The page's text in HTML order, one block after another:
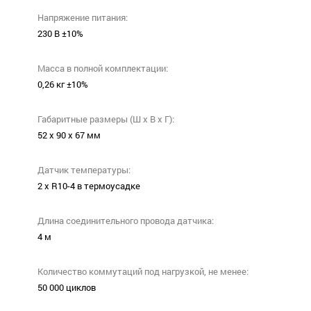
Напряжение питания:
230 В ±10%
Масса в полной комплектации:
0,26 кг ±10%
Габаритные размеры (Ш х В х Г):
52 х 90 х 67 мм
Датчик температуры:
2 x R10-4 в термоусадке
Длина соединительного провода датчика:
4 м
Количество коммутаций под нагрузкой, не менее:
50 000 циклов